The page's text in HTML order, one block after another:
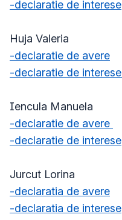
-declaratie de interese
Huja Valeria
-declaratie de avere
-declaratie de interese
Iencula Manuela
-declaratie de avere
-declaratie de interese
Jurcut Lorina
-declaratia de avere
-declaratia de interese